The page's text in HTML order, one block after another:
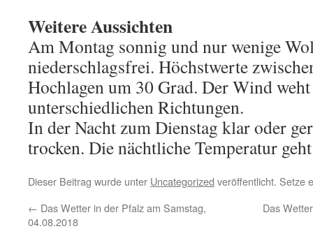
Weitere Aussichten
Am Montag sonnig und nur wenige
niederschlagsfrei. Höchstwerte
Hochlagen um 30 Grad. Der Wind weht
unterschiedlichen Richtungen.
In der Nacht zum Dienstag klar oder
trocken. Die nächtliche Temperatur
Dieser Beitrag wurde unter Uncategorized veröffentlicht. Setze
← Das Wetter in der Pfalz am Samstag,
04.08.2018
Das